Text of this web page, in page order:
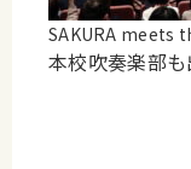
SAKURA meets
本校吹奏楽部も